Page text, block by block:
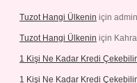
Tuzot Hangi Ülkenin için admin
Tuzot Hangi Ülkenin için
1 Kişi Ne Kadar Kredi Çekebilir
1 Kişi Ne Kadar Kredi Çekebilir